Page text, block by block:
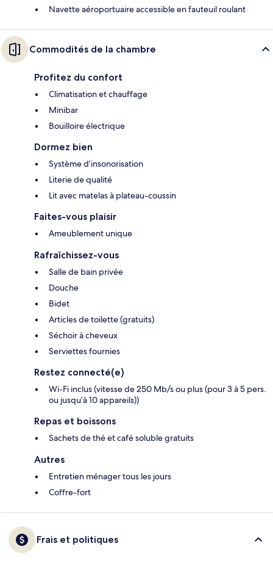
Navette aéroportuaire accessible en fauteuil roulant
Commodités de la chambre
Profitez du confort
Climatisation et chauffage
Minibar
Bouilloire électrique
Dormez bien
Système d’insonorisation
Literie de qualité
Lit avec matelas à plateau-coussin
Faites-vous plaisir
Ameublement unique
Rafraîchissez-vous
Salle de bain privée
Douche
Bidet
Articles de toilette (gratuits)
Séchoir à cheveux
Serviettes fournies
Restez connecté(e)
Wi-Fi inclus (vitesse de 250 Mb/s ou plus (pour 3 à 5 pers.
ou jusqu’à 10 appareils))
Repas et boissons
Sachets de thé et café soluble gratuits
Autres
Entretien ménager tous les jours
Coffre-fort
Frais et politiques